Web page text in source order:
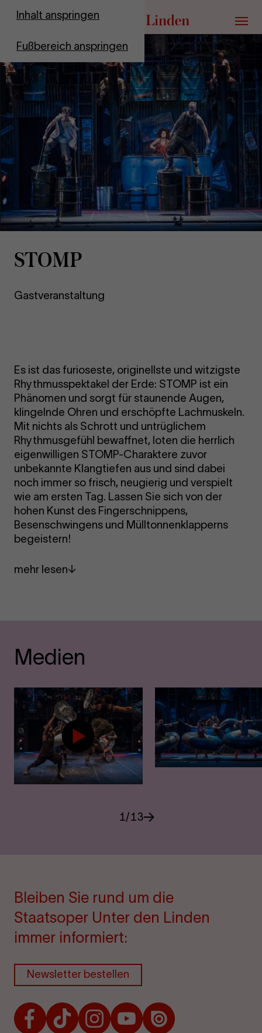
Inhalt anspringen
Fußbereich anspringen
Zur Startseite
Menü
STOMP
Gastveranstaltung
Es ist das furioseste, originellste und witzigste
Rhythmusspektakel der Erde: STOMP ist ein
Phänomen und sorgt für staunende Augen,
klingelnde Ohren und erschöpfte Lachmuskeln.
Mit nichts als Schrott und untrüglichem
Rhythmusgefühl bewaffnet, loten die herrlich
eigenwilligen STOMP-Charaktere zuvor
unbekannte Klangtiefen aus und sind dabei
noch immer so frisch, neugierig und verspielt
wie am ersten Tag. Lassen Sie sich von der
hohen Kunst des Fingerschnippens,
Besenschwingens und Mülltonnenklapperns
begeistern!
mehr lesen
Medien
1/13
Bleiben Sie rund um die
Staatsoper Unter den Linden
immer informiert:
Newsletter bestellen
FacebookTikTokInstagramYoutubeIssuu